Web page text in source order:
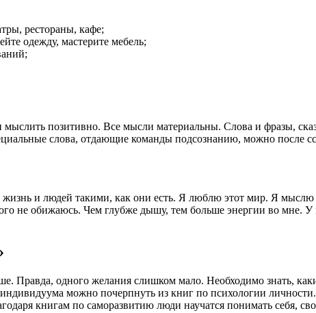
рестораны, кафе;
одежду, мастерите мебель;
позитивно. Все мысли материальны. Слова и фразы,
слова, отдающие команды подсознанию, можно после
и людей такими, как они есть. Я люблю этот мир. Я мыслю
не обижаюсь. Чем глубже дышу, тем больше энергии во мне. У
Правда, одного желания слишком мало. Необходимо знать,
можно почерпнуть из книг по психологии
книгам по саморазвитию люди научатся понимать себя,